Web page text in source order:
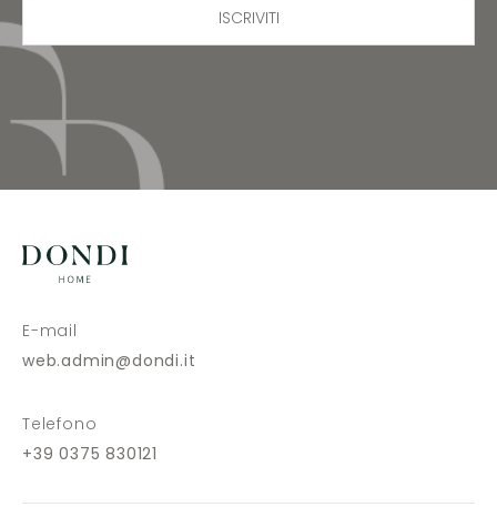
ISCRIVITI
E-mail
web.admin@dondi.it
Telefono
+39 0375 830121